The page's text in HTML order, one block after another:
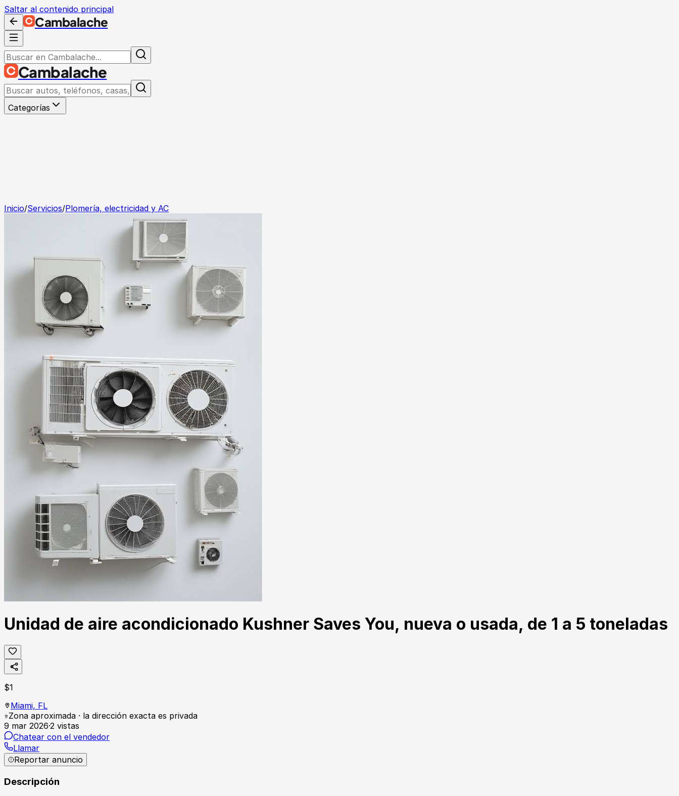
Saltar al contenido principal
Cambalache
Cambalache
Categorías
Inicio/Servicios/Plomería, electricidad y AC
Unidad de aire acondicionado Kushner Saves You, nueva o usada, de 1 a 5 toneladas
$1
Miami, FL
Zona aproximada · la dirección exacta es privada
9 mar 2026·2 vistas
Chatear con el vendedor
Llamar
Reportar anuncio
Descripción